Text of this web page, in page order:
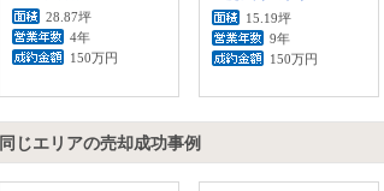
28.87坪
4年
150万円
15.19坪
9年
150万円
同じエリアの売却成功事例